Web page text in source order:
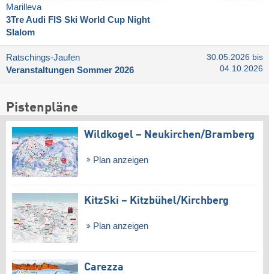
Marilleva
3Tre Audi FIS Ski World Cup Night
Slalom
Ratschings-Jaufen
Veranstaltungen Sommer 2026
30.05.2026 bis
04.10.2026
Pistenpläne
Wildkogel – Neukirchen/​Bramberg
Plan anzeigen
KitzSki – Kitzbühel/​Kirchberg
Plan anzeigen
Carezza